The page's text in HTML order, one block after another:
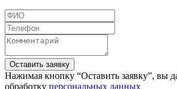
Оставить заявку
Нажимая кнопку “Оставить заявку”, вы
обработку персональных данных